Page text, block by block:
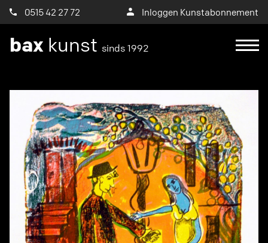
0515 42 27 72 Inloggen Kunstabonnement
bax kunst sinds 1992